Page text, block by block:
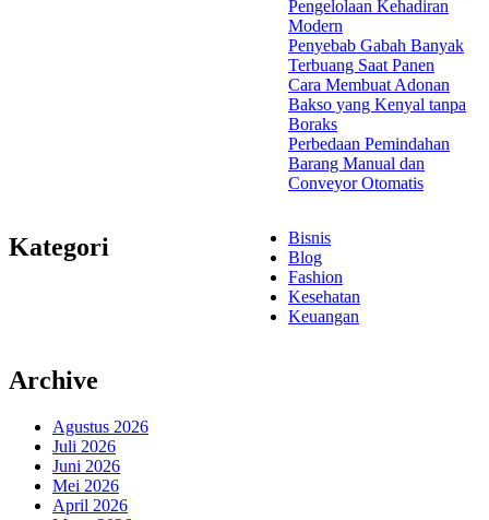
Pengelolaan Kehadiran
Modern
Penyebab Gabah Banyak
Terbuang Saat Panen
Cara Membuat Adonan
Bakso yang Kenyal tanpa
Boraks
Perbedaan Pemindahan
Barang Manual dan
Conveyor Otomatis
Kategori
Bisnis
Blog
Fashion
Kesehatan
Keuangan
Archive
Agustus 2026
Juli 2026
Juni 2026
Mei 2026
April 2026